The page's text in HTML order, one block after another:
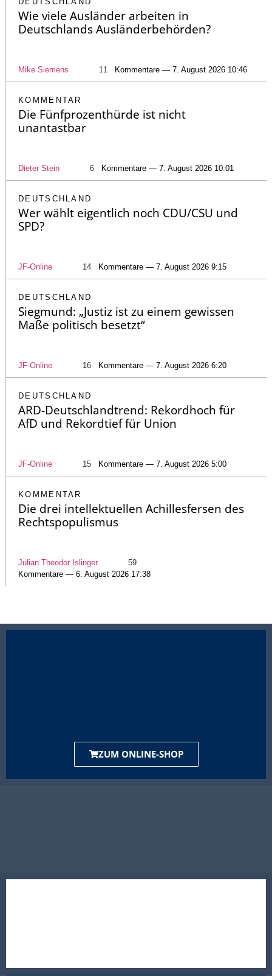
Wie viele Ausländer arbeiten in
Deutschlands Ausländerbehörden?
Mike Siemens 11 Kommentare — 7. August 2026 10:46
KOMMENTAR
Die Fünfprozenthürde ist nicht
unantastbar
Dieter Stein 6 Kommentare — 7. August 2026 10:01
DEUTSCHLAND
Wer wählt eigentlich noch CDU/CSU und
SPD?
JF-Online 14 Kommentare — 7. August 2026 9:15
DEUTSCHLAND
Siegmund: „Justiz ist zu einem gewissen
Maße politisch besetzt“
JF-Online 16 Kommentare — 7. August 2026 6:20
DEUTSCHLAND
ARD-Deutschlandtrend: Rekordhoch für
AfD und Rekordtief für Union
JF-Online 15 Kommentare — 7. August 2026 5:00
KOMMENTAR
Die drei intellektuellen Achillesfersen des
Rechtspopulismus
Julian Theodor Islinger
59
Kommentare — 6. August 2026 17:38
ZUM ONLINE-SHOP